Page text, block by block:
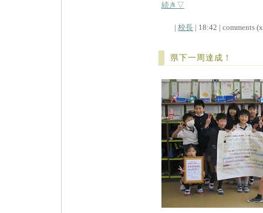
続き▽
| 校長 | 18:42 | comments
県下一周達成！